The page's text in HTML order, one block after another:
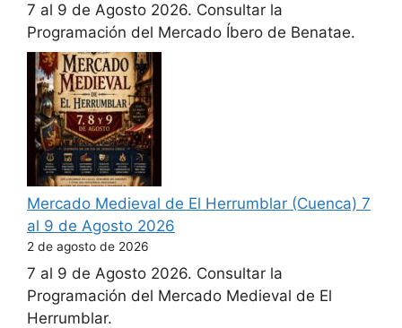
7 al 9 de Agosto 2026. Consultar la
Programación del Mercado Íbero de Benatae.
Mercado Medieval de El Herrumblar (Cuenca) 7
al 9 de Agosto 2026
2 de agosto de 2026
7 al 9 de Agosto 2026. Consultar la
Programación del Mercado Medieval de El
Herrumblar.